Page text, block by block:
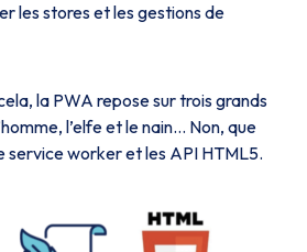
les stores et les gestions de
la PWA repose sur trois grands
l’elfe et le nain… Non, que
service worker et les API HTML5.